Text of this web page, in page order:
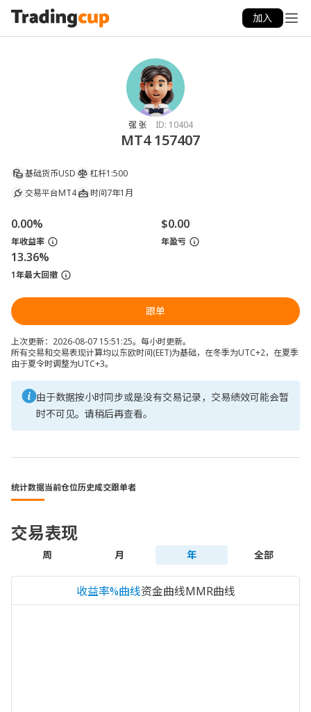
加入
强 张 ID: 10404
MT4 157407
基础货币USD 杠杆1:500
交易平台MT4 时间7年1月
0.00%
年收益率
$0.00
年盈亏
13.36%
1年最大回撤
跟单
上次更新：2026-08-07 15:51:25。每小时更新。
所有交易和交易表现计算均以东欧时间(EET)为基础，在冬季为UTC+2，在夏季
由于夏令时调整为UTC+3。
由于数据按小时同步或是没有交易记录，交易绩效可能会暂
时不可见。请稍后再查看。
统计数据当前仓位历史成交跟单者
交易表现
周 月 年 全部
收益率%曲线资金曲线MMR曲线